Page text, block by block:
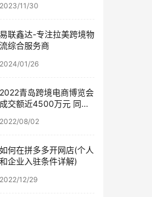
2023/11/30
易联鑫达-专注拉美跨境物
流综合服务商
2024/01/26
2022青岛跨境电商博览会
成交额近4500万元 同比
2022/08/02
如何在拼多多开网店(个人
和企业入驻条件详解)
2022/12/29